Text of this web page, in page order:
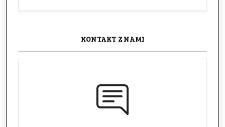
KONTAKT Z NAMI